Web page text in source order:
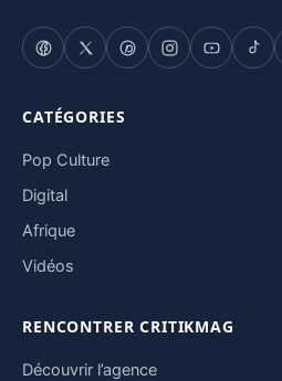
CATÉGORIES
Pop Culture
Digital
Afrique
Vidéos
RENCONTRER CRITIKMAG
Découvrir l’agence